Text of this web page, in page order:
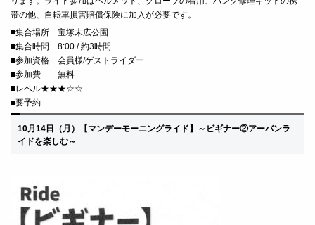
帯の他、自転車損害賠償保険に加入が必要です。
■集合場所 宝塚末広公園
■集合時間 8:00 / 約3時間
■参加資格 会員様/ゲストライダー
■参加費 無料
■レベル★★★☆☆
■要予約
10月14日（月） 【マンデーモーニングライド 】
～ビギナー②アーバンラ
イドを楽しむ～